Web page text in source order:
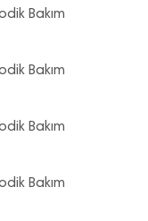
Bakım
Bakım
Bakım
Bakım